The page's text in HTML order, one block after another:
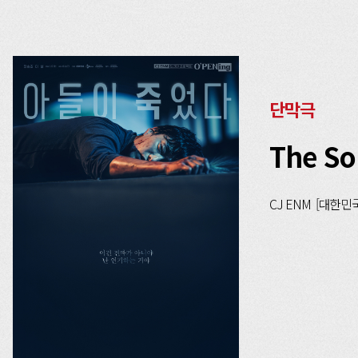
단막극
The
CJ ENM [대한민